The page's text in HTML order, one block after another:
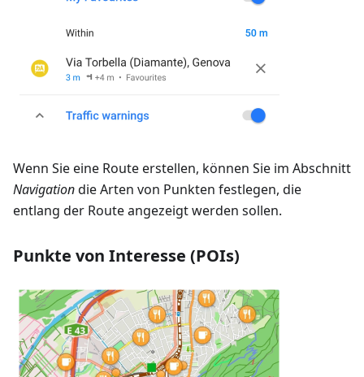
Wenn Sie eine Route erstellen, können Sie im Abschnitt
Navigationdie Arten von Punkten festlegen, die
entlang der Route angezeigt werden sollen.
Punkte von Interesse (POIs)